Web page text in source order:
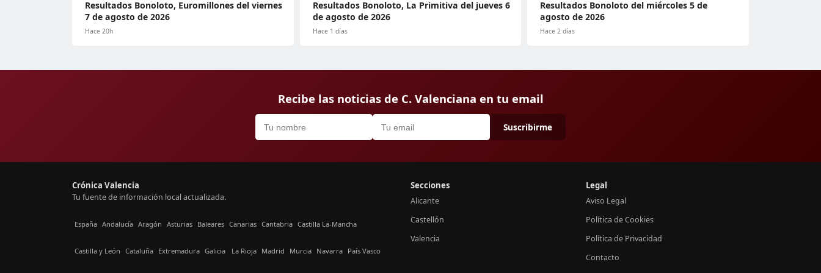
Resultados Bonoloto, Euromillones del viernes
7 de agosto de 2026
Hace 20h
Resultados Bonoloto, La Primitiva del jueves 6
de agosto de 2026
Hace 1 días
Resultados Bonoloto del miércoles 5 de
agosto de 2026
Hace 2 días
Recibe las noticias de C. Valenciana en tu email
Suscribirme
Crónica Valencia
Tu fuente de información local actualizada.
España Andalucía Aragón Asturias Baleares Canarias Cantabria Castilla La-Mancha
Castilla y León Cataluña Extremadura Galicia La Rioja Madrid Murcia Navarra País Vasco
Secciones
Alicante
Castellón
Valencia
Legal
Aviso Legal
Política de Cookies
Política de Privacidad
Contacto